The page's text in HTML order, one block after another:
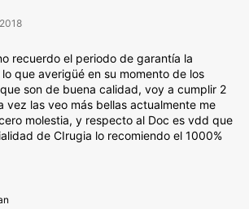
recuerdo el periodo de garantía la
que averigüé en su momento de los
son de buena calidad, voy a cumplir 2
vez las veo más bellas actualmente me
molestia, y respecto al Doc es vdd que
de CIrugia lo recomiendo el 1000%